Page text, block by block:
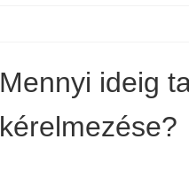
Mennyi ideig
kérelmezése?